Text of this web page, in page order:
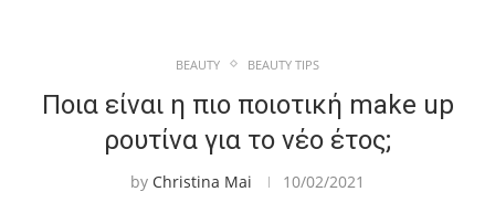
BEAUTY BEAUTY TIPS
Ποια είναι η πιο ποιοτική make up
ρουτίνα για το νέο έτος;
by Christina Mai 10/02/2021